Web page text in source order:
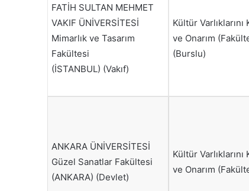
FATİH SULTAN MEHMET
VAKIF ÜNİVERSİTESİ
Mimarlık ve Tasarım
Fakültesi
(İSTANBUL) (Vakıf)
Kültür Varlıklarını
ve Onarım
(Burslu)
ANKARA ÜNİVERSİTESİ
Güzel Sanatlar Fakültesi
(ANKARA) (Devlet)
Kültür Varlıklarını
ve Onarım